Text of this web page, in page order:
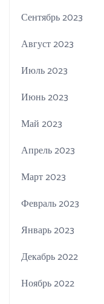
Сентябрь 2023
Август 2023
Июль 2023
Июнь 2023
Май 2023
Апрель 2023
Март 2023
Февраль 2023
Январь 2023
Декабрь 2022
Ноябрь 2022